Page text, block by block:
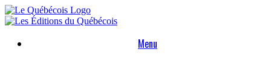
Skip
to
Menu